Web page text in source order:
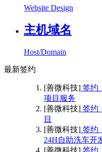
Website Design
主机域名
Host/Domain
最新签约
[善微科技] 签约
项目服务
[善微科技] 签约
目
[善微科技] 签约
24H自助洗车开